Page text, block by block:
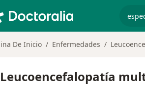
De Inicio Enfermedades
Leucoencefalopatía